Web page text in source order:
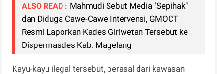
ALSO READ : Mahmudi Sebut Media "Sepihak"
dan Diduga Cawe-Cawe Intervensi, GMOCT
Resmi Laporkan Kades Giriwetan Tersebut ke
Dispermasdes Kab. Magelang
Kayu-kayu ilegal tersebut, berasal dari kawasan